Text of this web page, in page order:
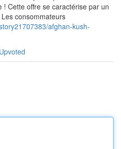
Cette offre se caractérise par un
consommateurs
afghan-kush-